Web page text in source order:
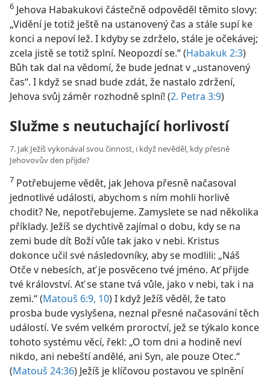
6 Jehova Habakukovi částečně odpověděl těmito slovy:
„Vidění je totiž ještě na ustanovený čas a stále supí ke
konci a nepoví lež. I kdyby se zdrželo, stále je očekávej;
zcela jistě se totiž splní. Neopozdí se.“ (Habakuk 2:3)
Bůh tak dal na vědomí, že bude jednat v „ustanovený
čas“. I když se snad bude zdát, že nastalo zdržení,
Jehova svůj záměr rozhodně splní! (2. Petra 3:9)
Služme s neutuchající horlivostí
7. Jak Ježíš vykonával svou činnost, i když nevěděl, kdy přesně
Jehovovův den přijde?
7 Potřebujeme vědět, jak Jehova přesně načasoval
jednotlivé události, abychom s ním mohli horlivě
chodit? Ne, nepotřebujeme. Zamyslete se nad několika
příklady. Ježíš se dychtivě zajímal o dobu, kdy se na
zemi bude dít Boží vůle tak jako v nebi. Kristus
dokonce učil své následovníky, aby se modlili: „Náš
Otče v nebesích, ať je posvěceno tvé jméno. Ať přijde
tvé království. Ať se stane tvá vůle, jako v nebi, tak i na
zemi.“ (Matouš 6:9, 10) I když Ježíš věděl, že tato
prosba bude vyslyšena, neznal přesné načasování těch
událostí. Ve svém velkém proroctví, jež se týkalo konce
tohoto systému věcí, řekl: „O tom dni a hodině neví
nikdo, ani nebeští andělé, ani Syn, ale pouze Otec.“
(Matouš 24:36) Ježíš je klíčovou postavou ve splnění